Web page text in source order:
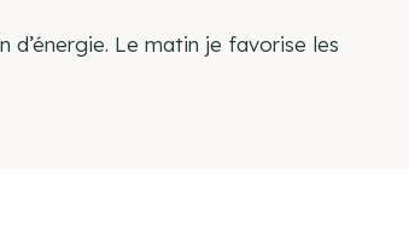
d’énergie. Le matin je favorise les